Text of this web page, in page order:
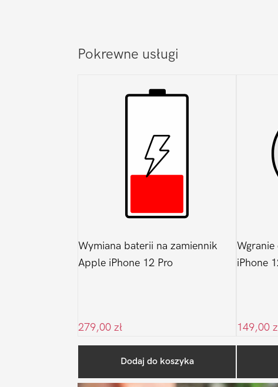
Pokrewne usługi
Wymiana baterii na zamiennik
Apple iPhone 12 Pro
279,00 zł
Dodaj do koszyka
iPhone
149,00